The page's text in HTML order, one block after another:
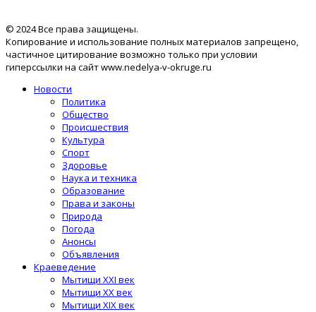
© 2024 Все права защищены.
Копирование и использование полных материалов запрещено,
частичное цитирование возможно только при условии
гиперссылки на сайт www.nedelya-v-okruge.ru
Новости
Политика
Общество
Происшествия
Культура
Спорт
Здоровье
Наука и техника
Образование
Права и законы
Природа
Погода
Анонсы
Объявления
Краеведение
Мытищи XXI век
Мытищи XX век
Мытищи XIX век